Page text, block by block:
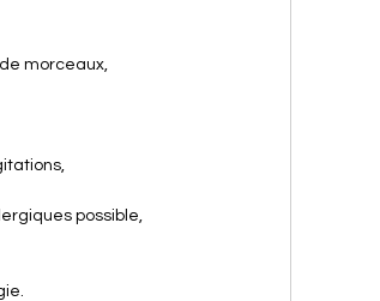
morceaux,
possible,